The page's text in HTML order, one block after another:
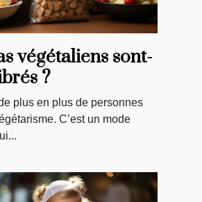
végétaliens sont-
?
plus en plus de personnes
C’est un mode